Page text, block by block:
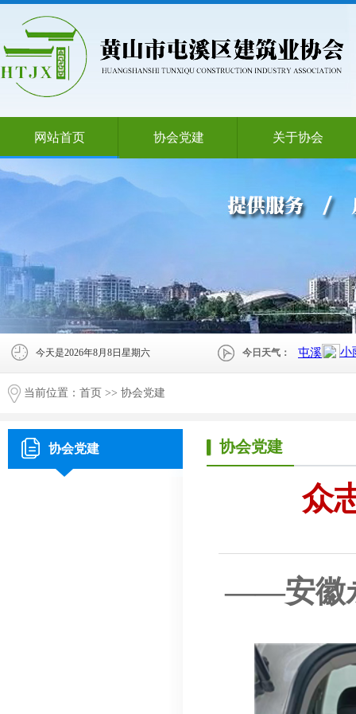
网站首页 协会党建 关于协会
今天是2026年8月8日星期六 今日天气：
当前位置： 首页 >> 协会党建
协会党建 协会党建
众
——安徽